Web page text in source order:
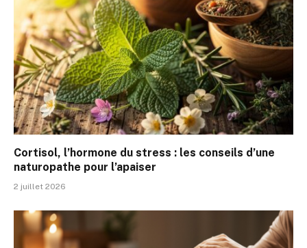
Cortisol, l’hormone du stress : les conseils d’une
naturopathe pour l’apaiser
2 juillet 2026